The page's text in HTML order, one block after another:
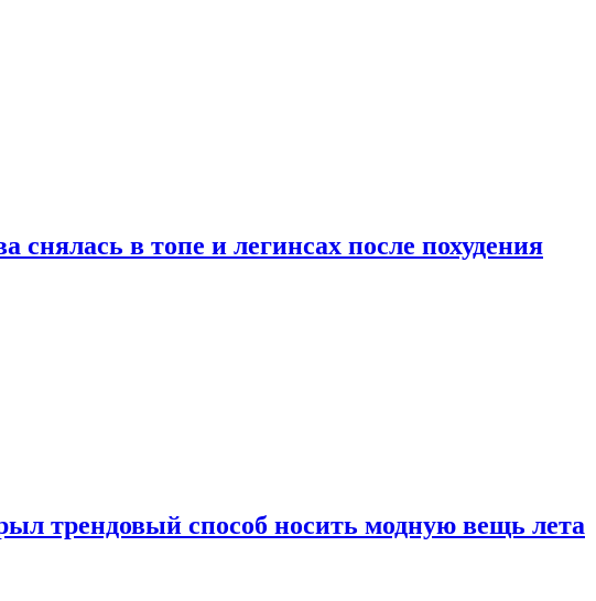
снялась в топе и легинсах после похудения
трендовый способ носить модную вещь лета